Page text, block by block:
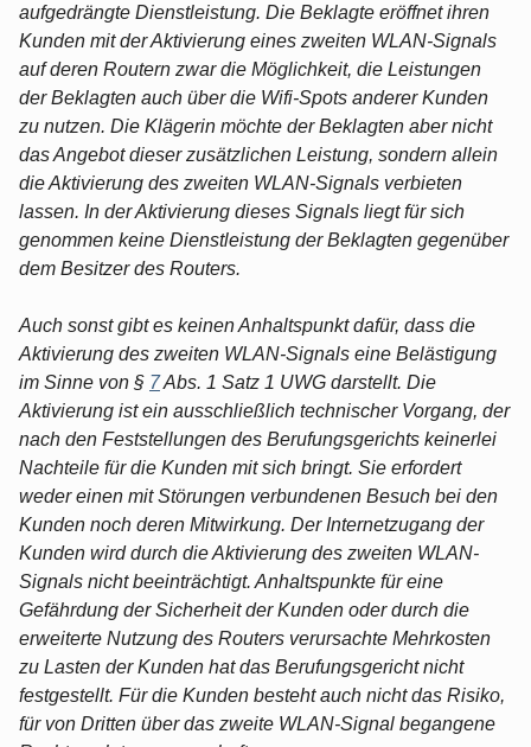
aufgedrängte Dienstleistung. Die Beklagte eröffnet ihren
Kunden mit der Aktivierung eines zweiten WLAN-Signals
auf deren Routern zwar die Möglichkeit, die Leistungen
der Beklagten auch über die Wifi-Spots anderer Kunden
zu nutzen. Die Klägerin möchte der Beklagten aber nicht
das Angebot dieser zusätzlichen Leistung, sondern allein
die Aktivierung des zweiten WLAN-Signals verbieten
lassen. In der Aktivierung dieses Signals liegt für sich
genommen keine Dienstleistung der Beklagten gegenüber
dem Besitzer des Routers.
Auch sonst gibt es keinen Anhaltspunkt dafür, dass die
Aktivierung des zweiten WLAN-Signals eine Belästigung
im Sinne von § 7Abs. 1 Satz 1 UWG darstellt. Die
Aktivierung ist ein ausschließlich technischer Vorgang, der
nach den Feststellungen des Berufungsgerichts keinerlei
Nachteile für die Kunden mit sich bringt. Sie erfordert
weder einen mit Störungen verbundenen Besuch bei den
Kunden noch deren Mitwirkung. Der Internetzugang der
Kunden wird durch die Aktivierung des zweiten WLAN-
Signals nicht beeinträchtigt. Anhaltspunkte für eine
Gefährdung der Sicherheit der Kunden oder durch die
erweiterte Nutzung des Routers verursachte Mehrkosten
zu Lasten der Kunden hat das Berufungsgericht nicht
festgestellt. Für die Kunden besteht auch nicht das Risiko,
für von Dritten über das zweite WLAN-Signal begangene